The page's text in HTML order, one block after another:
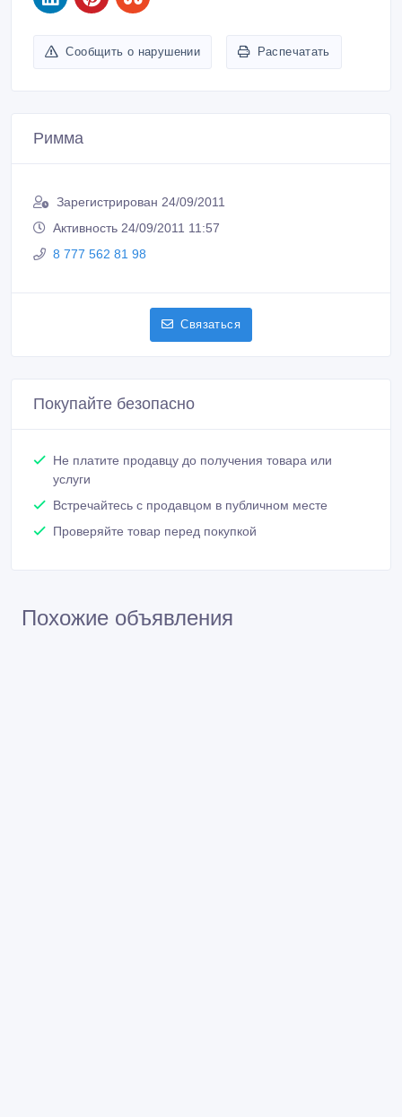
Сообщить о нарушении Распечатать
Римма
Зарегистрирован 24/09/2011
Активность 24/09/2011 11:57
8 777 562 81 98
Связаться
Покупайте безопасно
Не платите продавцу до получения товара или
услуги
Встречайтесь с продавцом в публичном месте
Проверяйте товар перед покупкой
Похожие объявления